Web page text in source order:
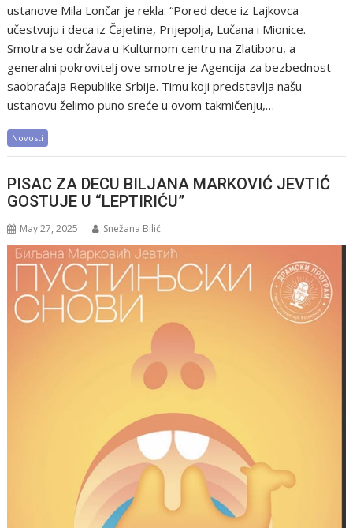
ustanove Mila Lončar je rekla: “Pored dece iz Lajkovca
učestvuju i deca iz Čajetine, Prijepolja, Lučana i Mionice.
Smotra se održava u Kulturnom centru na Zlatiboru, a
generalni pokrovitelj ove smotre je Agencija za bezbednost
saobraćaja Republike Srbije. Timu koji predstavlja našu
ustanovu želimo puno sreće u ovom takmičenju,…
Novosti
PISAC ZA DECU BILJANA MARKOVIĆ JEVTIĆ
GOSTUJE U “LEPTIRIĆU”
May 27, 2025 Snežana Bilić